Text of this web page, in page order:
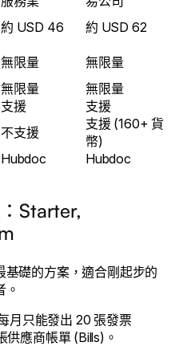
約 USD 46
約 USD 62
無限量
無限量
無限量
無限量
支援
支援
不支援
支援 (160+ 貨
幣)
Hubdoc Hubdoc
Starter,
基礎的方案，適合剛起步的
。
月只能發出 20 張發票
應商帳單 (Bills)。